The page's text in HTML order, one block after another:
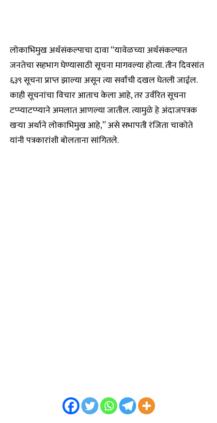
लोकाभिमुख अर्थसंकल्पाचा दावा “यावेळच्या अर्थसंकल्पात
जनतेचा सहभाग घेण्यासाठी सूचना मागवल्या होत्या. तीन दिवसांत
६३९ सूचना प्राप्त झाल्या असून त्या सर्वांची दखल घेतली जाईल.
काही सूचनांचा विचार आताच केला आहे, तर उर्वरित सूचना
टप्प्याटप्प्याने अमलात आणल्या जातील. त्यामुळे हे अंदाजपत्रक
खऱ्या अर्थाने लोकाभिमुख आहे,” असे सभापती रंजिता चाकोते
यांनी पत्रकारांशी बोलताना सांगितले.